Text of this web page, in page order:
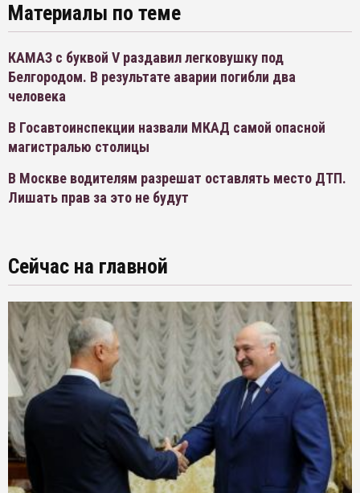
Материалы по теме
КАМАЗ с буквой V раздавил легковушку под
Белгородом. В результате аварии погибли два
человека
В Госавтоинспекции назвали МКАД самой опасной
магистралью столицы
В Москве водителям разрешат оставлять место ДТП.
Лишать прав за это не будут
Сейчас на главной